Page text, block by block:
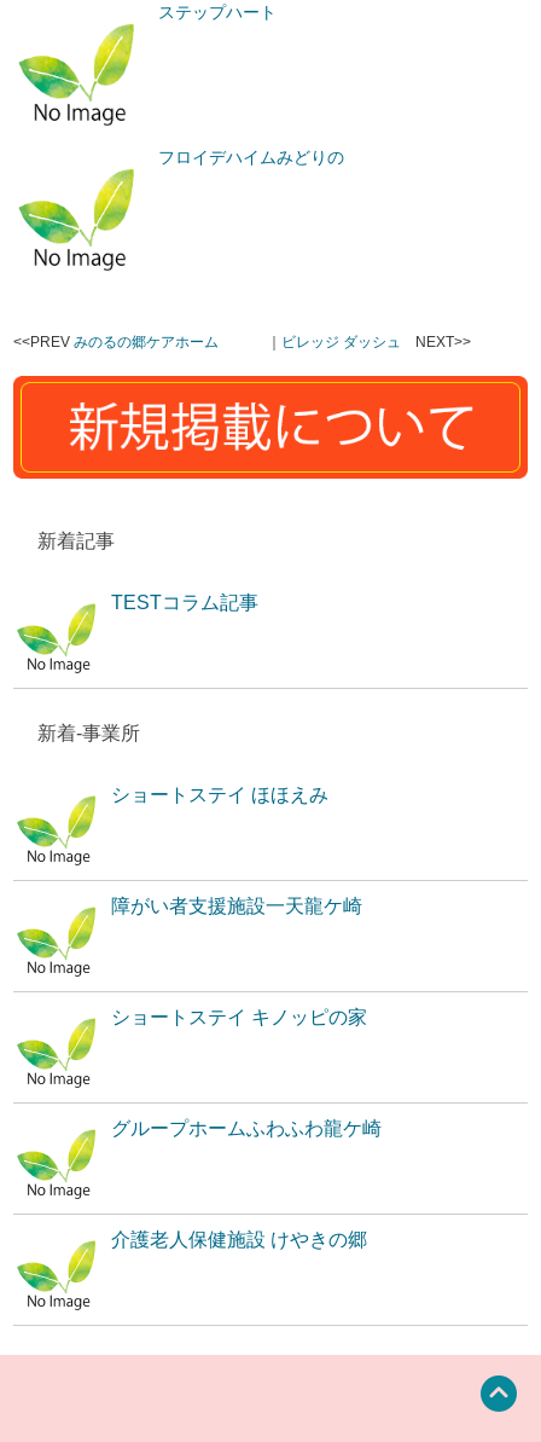
ステップハート
フロイデハイムみどりの
<<PREVみのるの郷ケアホーム ｜ ビレッジ ダッシュ NEXT>>
新着記事
TESTコラム記事
新着-事業所
ショートステイ ほほえみ
障がい者支援施設一天龍ケ崎
ショートステイ キノッピの家
グループホームふわふわ龍ケ崎
介護老人保健施設 けやきの郷